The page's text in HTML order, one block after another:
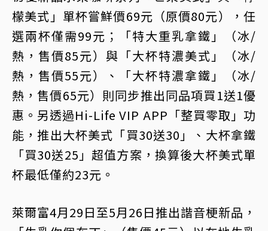
檬美式」單杯嘗鮮價69元（原價80元），任
選兩杯僅需99元；「特大重乳拿鐵」（冰/
熱，售價85元）與「大杯特濃美式」（冰/
熱，售價55元）、「大杯特濃拿鐵」（冰/
熱，售價65元）則同步推出同品項買1送1優
惠。另透過Hi-Life VIP APP「整買零取」功
能，推出大杯美式「買30送30」、大杯拿鐵
「買30送25」超值方案，換算後大杯美式單
杯最低僅約23元。
萊爾富4月29日至5月26日推出諧音梗新品，